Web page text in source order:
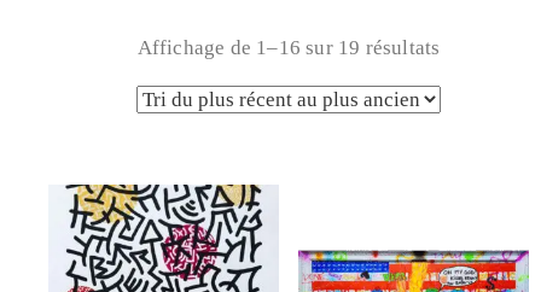
Affichage de 1–16 sur 19 résultats